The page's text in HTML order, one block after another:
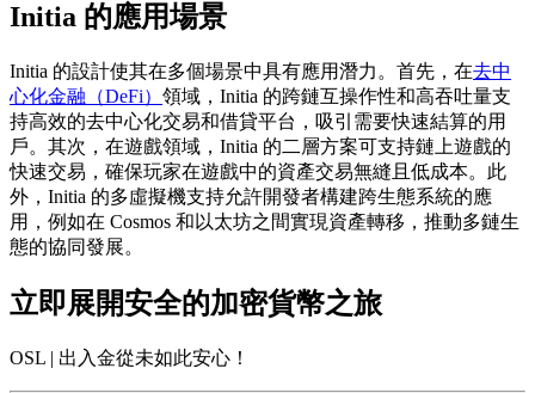
Initia 的應用場景
Initia 的設計使其在多個場景中具有應用潛力。首先，在去中
心化金融（DeFi） 領域，Initia 的跨鏈互操作性和高吞吐量支
持高效的去中心化交易和借貸平台，吸引需要快速結算的用
戶。其次，在遊戲領域，Initia 的二層方案可支持鏈上遊戲的
快速交易，確保玩家在遊戲中的資產交易無縫且低成本。此
外，Initia 的多虛擬機支持允許開發者構建跨生態系統的應
用，例如在 Cosmos 和以太坊之間實現資產轉移，推動多鏈生
態的協同發展。
立即展開安全的加密貨幣之旅
OSL | 出入金從未如此安心！